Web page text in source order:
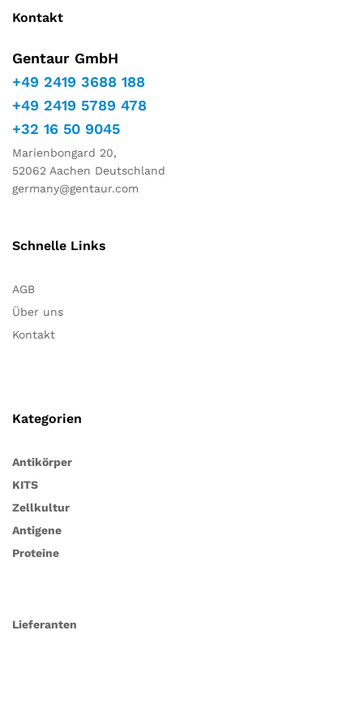
Kontakt
Gentaur GmbH
+49 2419 3688 188
+49 2419 5789 478
+32 16 50 9045
Marienbongard 20,
52062 Aachen Deutschland
germany@gentaur.com
Schnelle Links
AGB
Über uns
Kontakt
Kategorien
Antikörper
KITS
Zellkultur
Antigene
Proteine
Lieferanten